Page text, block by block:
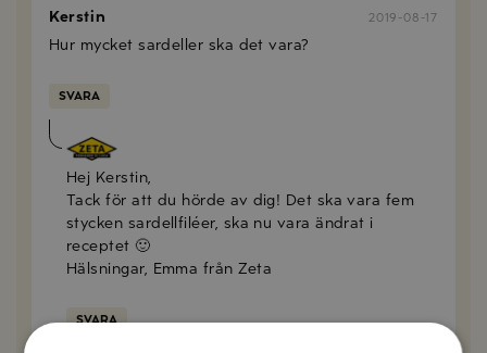
Kerstin 2019-08-17
Hur mycket sardeller ska det vara?
SVARA
Emma Olsson
Hej Kerstin,
Tack för att du hörde av dig! Det ska vara fem
stycken sardellfiléer, ska nu vara ändrat i
receptet 🙂
Hälsningar, Emma från Zeta
SVARA